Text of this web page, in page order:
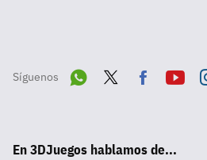
Síguenos
pp
ok
En 3DJuegos hablamos de...